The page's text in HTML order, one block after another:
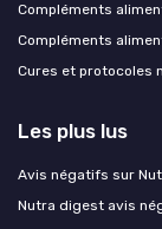
Compléments
Compléments
Cures et protocoles
Les plus lus
Avis négatifs sur
Nutra digest avis